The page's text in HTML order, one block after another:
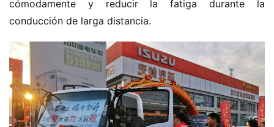
m
i
n
d
e
n
u
e
cómodamente y reducir la fatiga durante la
conducción de larga distancia.